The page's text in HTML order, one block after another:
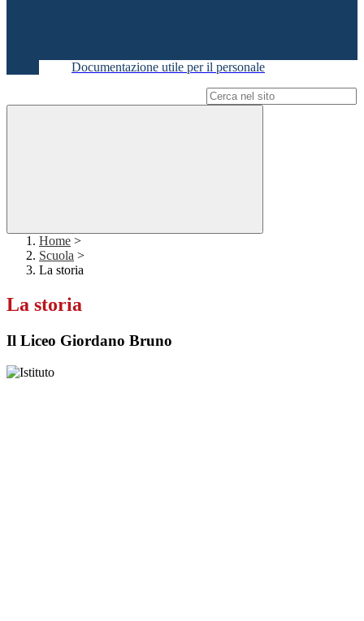
Documentazione utile per il personale
Home >
Scuola >
La storia
La storia
Il Liceo Giordano Bruno